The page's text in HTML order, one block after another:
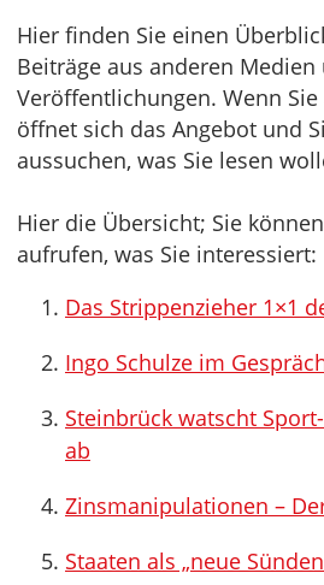
Hier finden Sie einen
Beiträge aus anderen Medien
Veröffentlichungen. Wenn Sie
öffnet sich das Angebot und
aussuchen, was Sie lesen
Hier die Übersicht; Sie
aufrufen, was Sie interessiert:
Das Strippenzieher 1×1
Ingo Schulze im
Steinbrück watscht
ab
Zinsmanipulationen –
Staaten als „neue